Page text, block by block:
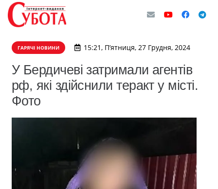
ГАРЯЧІ НОВИНИ 15:21, П’ятниця, 27 Грудня, 2024
У Бердичеві затримали агентів
рф, які здійснили теракт у місті.
Фото